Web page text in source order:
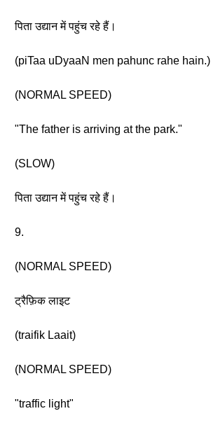
पिता उद्यान में पहुंच रहे हैं।
(piTaa uDyaaN men pahunc rahe hain.)
(NORMAL SPEED)
"The father is arriving at the park."
(SLOW)
पिता उद्यान में पहुंच रहे हैं।
9.
(NORMAL SPEED)
ट्रैफ़िक लाइट
(traifik Laait)
(NORMAL SPEED)
"traffic light"